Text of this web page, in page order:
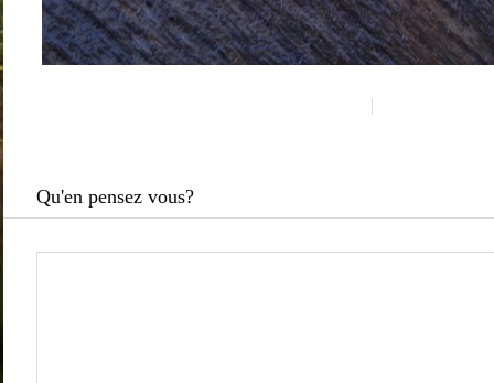
Qu'en pensez vous?